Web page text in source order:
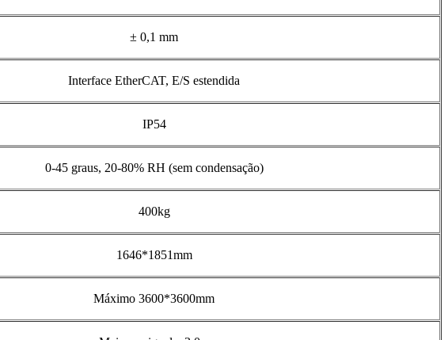
± 0,1 mm
Interface EtherCAT, E/S estendida
IP54
0-45 graus, 20-80% RH (sem condensação)
400kg
1646*1851mm
Máximo 3600*3600mm